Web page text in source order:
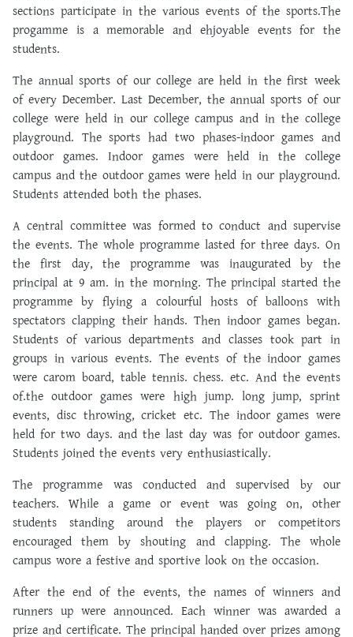
sections participate in the various events of the sports.The
progamme is a memorable and ehjoyable events for the
students.
The annual sports of our college are held in the first week
of every December. Last December, the annual sports of our
college were held in our college campus and in the college
playground. The sports had two phases-indoor games and
outdoor games. Indoor games were held in the college
campus and the outdoor games were held in our playground.
Students attended both the phases.
A central committee was formed to conduct and supervise
the events. The whole programme lasted for three days. On
the first day, the programme was inaugurated by the
principal at 9 am. in the morning. The principal started the
programme by flying a colourful hosts of balloons with
spectators clapping their hands. Then indoor games began.
Students of various departments and classes took part in
groups in various events. The events of the indoor games
were carom board, table tennis. chess. etc. And the events
of.the outdoor games were high jump. long jump, sprint
events, disc throwing, cricket etc. The indoor games were
held for two days. and the last day was for outdoor games.
Students joined the events very enthusiastically.
The programme was conducted and supervised by our
teachers. While a game or event was going on, other
students standing around the players or competitors
encouraged them by shouting and clapping. The whole
campus wore a festive and sportive look on the occasion.
After the end of the events, the names of winners and
runners up were announced. Each winner was awarded a
prize and certificate. The principal handed over prizes among